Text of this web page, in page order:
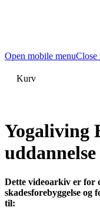
Open mobile menuClose
Kurv
Yogaliving
Dette videoarkiv er for
skadesforebyggelse
til: